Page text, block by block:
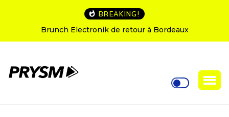
BREAKING!
Brunch Electronik de retour à Bordeaux